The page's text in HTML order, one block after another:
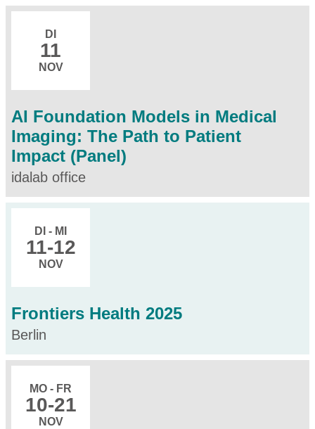
DI
11
NOV
AI Foundation Models in Medical
Imaging: The Path to Patient
Impact (Panel)
idalab office
DI - MI
11-12
NOV
Frontiers Health 2025
Berlin
MO - FR
10-21
NOV